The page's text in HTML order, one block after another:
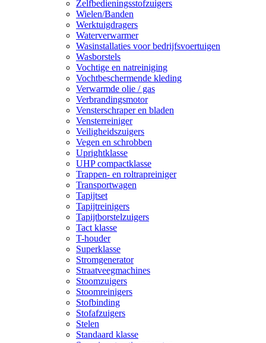
Zelfbedieningsstofzuigers
Wielen/Banden
Werktuigdragers
Waterverwarmer
Wasinstallaties voor bedrijfsvoertuigen
Wasborstels
Vochtige en natreiniging
Vochtbeschermende kleding
Verwarmde olie / gas
Verbrandingsmotor
Vensterschraper en bladen
Vensterreiniger
Veiligheidszuigers
Vegen en schrobben
Uprightklasse
UHP compactklasse
Trappen- en roltrapreiniger
Transportwagen
Tapijtset
Tapijtreinigers
Tapijtborstelzuigers
Tact klasse
T-houder
Superklasse
Stromgenerator
Straatveegmachines
Stoomzuigers
Stoomreinigers
Stofbinding
Stofafzuigers
Stelen
Standaard klasse